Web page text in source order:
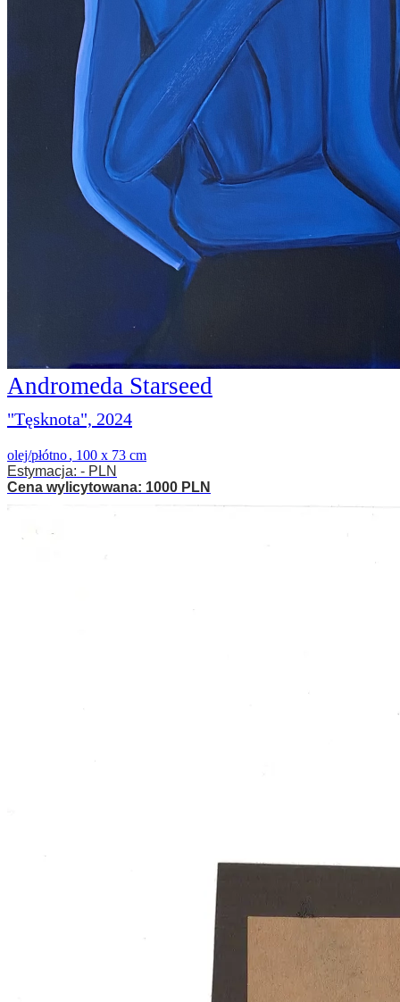
Andromeda Starseed
"Tęsknota", 2024
olej/płótno, 100 x 73 cm
Estymacja: - PLN
Cena wylicytowana: 1000 PLN